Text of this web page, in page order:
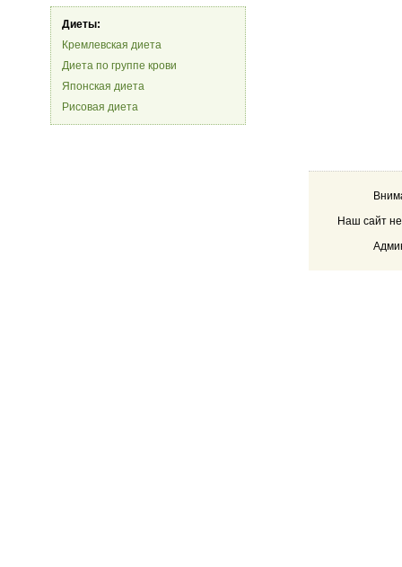
Диеты:
Кремлевская диета
Диета по группе крови
Японская диета
Рисовая диета
Наш сайт